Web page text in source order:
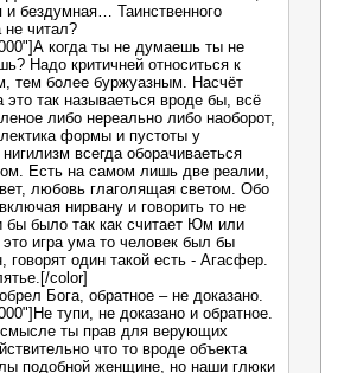
и бездумная… Таинственного
не читал?
когда ты не думаешь ты не
Надо критичней относиться к
тем более буржуазным. Насчёт
это так называеться вроде бы, всё
либо нереально либо наоборот,
формы и пустоты у
всегда оборачиваеться
Есть на самом лишь две реалии,
любовь глаголящая светом. Обо
нирвану и говорить то не
бы было так как считает Юм или
игра ума то человек был бы
говорят один такой есть - Агасфер.
color]
Бога, обратное – не доказано.
тупи, не доказано и обратное.
смысле ты прав для верующих
что то вроде объекта
подобной женщине, но наши глюки